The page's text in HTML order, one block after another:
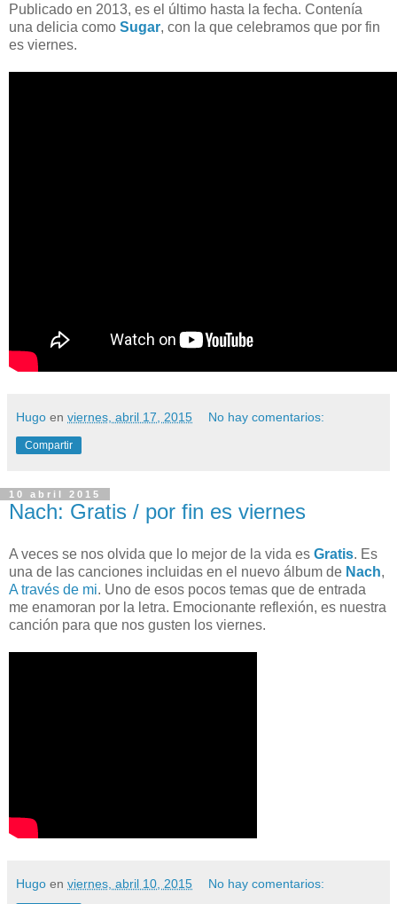
Publicado en 2013, es el último hasta la fecha. Contenía
una delicia como Sugar, con la que celebramos que por fin
es viernes.
Hugo en viernes, abril 17, 2015 No hay comentarios:
Compartir
10 abril 2015
Nach: Gratis / por fin es viernes
A veces se nos olvida que lo mejor de la vida es Gratis. Es
una de las canciones incluidas en el nuevo álbum de Nach,
A través de mi. Uno de esos pocos temas que de entrada
me enamoran por la letra. Emocionante reflexión, es nuestra
canción para que nos gusten los viernes.
Hugo en viernes, abril 10, 2015 No hay comentarios: